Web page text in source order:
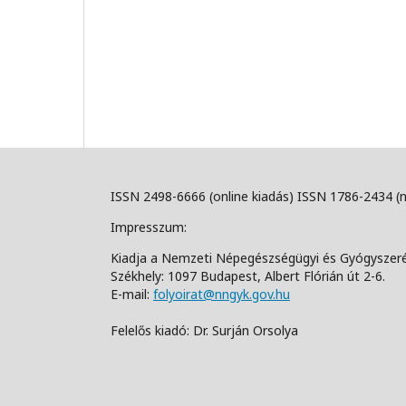
ISSN 2498-6666 (online kiadás) ISSN 1786-2434
Impresszum:
Kiadja a Nemzeti Népegészségügyi és
Székhely: 1097 Budapest, Albert Flórián út 2-6.
E-mail: folyoirat@nngyk.gov.hu
Felelős kiadó: Dr. Surján Orsolya